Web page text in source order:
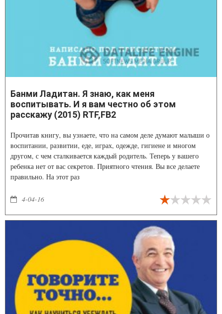
Банми Ладитан. Я знаю, как меня
воспитывать. И я вам честно об этом
расскажу (2015) RTF,FB2
Прочитав книгу, вы узнаете, что на самом деле думают малыши о
воспитании, развитии, еде, играх, одежде, гигиене и многом
другом, с чем сталкивается каждый родитель. Теперь у вашего
ребенка нет от вас секретов. Приятного чтения. Вы все делаете
правильно. На этот раз
4-04-16